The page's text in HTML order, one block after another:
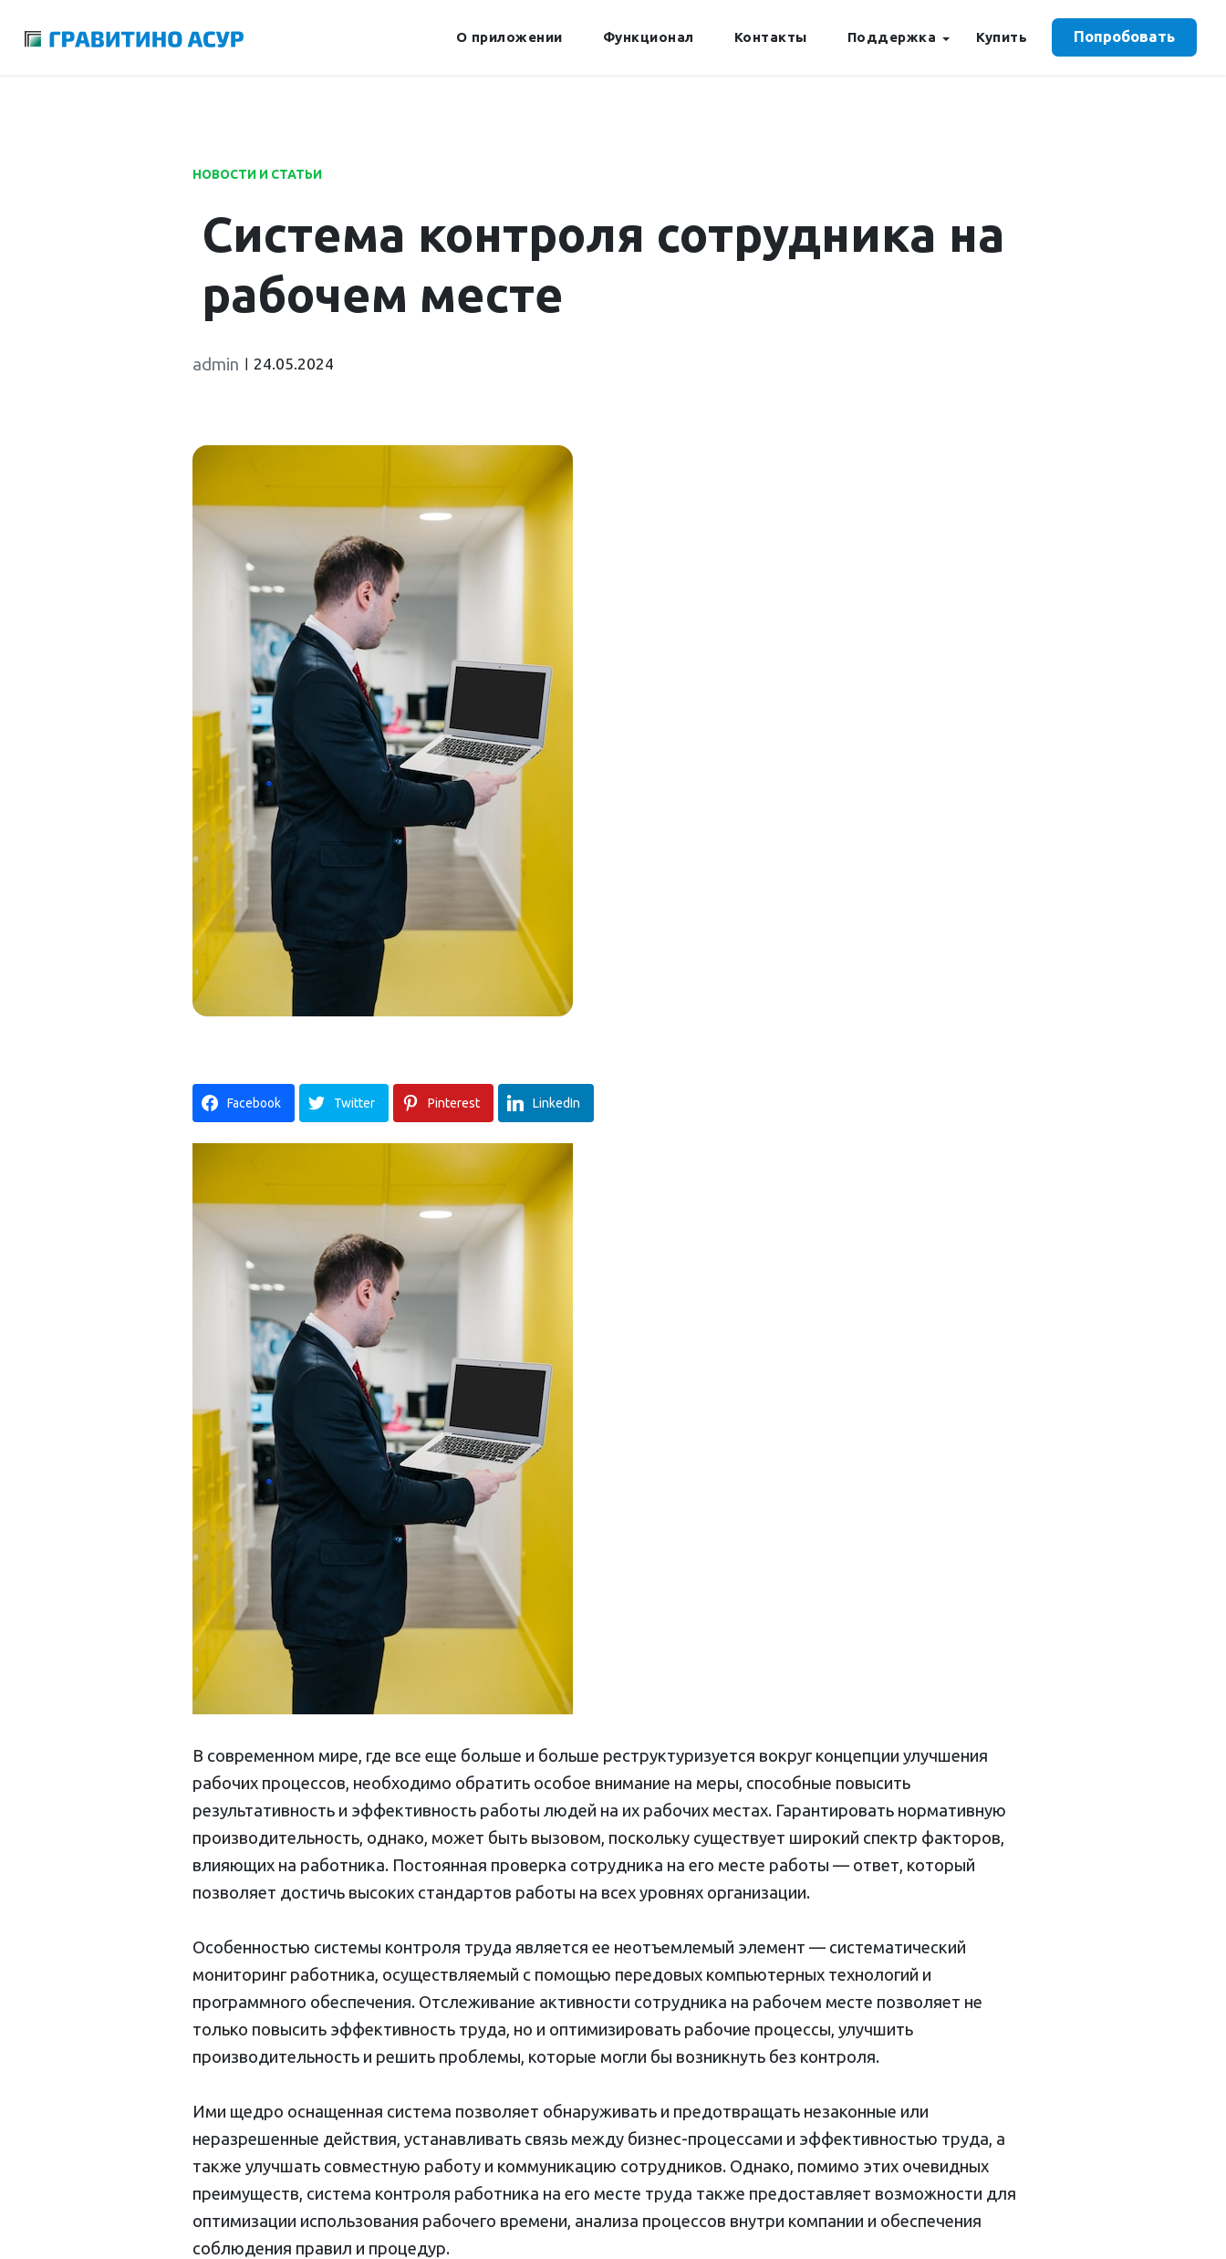
О приложении Функционал Контакты Поддержка Купить Попробовать
НОВОСТИ И СТАТЬИ
Система контроля сотрудника на
рабочем месте
admin 24.05.2024
Facebook Twitter Pinterest LinkedIn
В современном мире, где все еще больше и больше реструктуризуется вокруг концепции улучшения
рабочих процессов, необходимо обратить особое внимание на меры, способные повысить
результативность и эффективность работы людей на их рабочих местах. Гарантировать нормативную
производительность, однако, может быть вызовом, поскольку существует широкий спектр факторов,
влияющих на работника. Постоянная проверка сотрудника на его месте работы — ответ, который
позволяет достичь высоких стандартов работы на всех уровнях организации.
Особенностью системы контроля труда является ее неотъемлемый элемент — систематический
мониторинг работника, осуществляемый с помощью передовых компьютерных технологий и
программного обеспечения. Отслеживание активности сотрудника на рабочем месте позволяет не
только повысить эффективность труда, но и оптимизировать рабочие процессы, улучшить
производительность и решить проблемы, которые могли бы возникнуть без контроля.
Ими щедро оснащенная система позволяет обнаруживать и предотвращать незаконные или
неразрешенные действия, устанавливать связь между бизнес-процессами и эффективностью труда, а
также улучшать совместную работу и коммуникацию сотрудников. Однако, помимо этих очевидных
преимуществ, система контроля работника на его месте труда также предоставляет возможности для
оптимизации использования рабочего времени, анализа процессов внутри компании и обеспечения
соблюдения правил и процедур.